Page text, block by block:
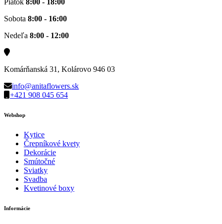
Piatok 8:00 - 18:00
Sobota 8:00 - 16:00
Nedeľa 8:00 - 12:00
Komárňanská 31, Kolárovo 946 03
info@anitaflowers.sk
+421 908 045 654
Webshop
Kytice
Črepníkové kvety
Dekorácie
Smútočné
Sviatky
Svadba
Kvetinové boxy
Informácie